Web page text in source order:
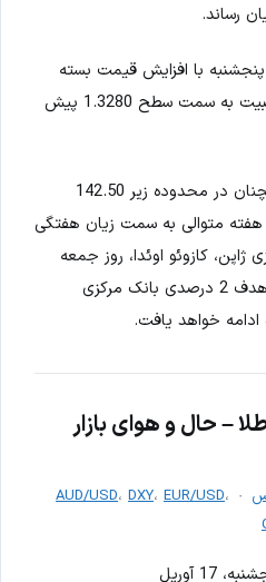
با افزایش قیمت بسته
شد و قبل از ورود به مرحله تثبیت به سمت سطح 1.3280 پیش
همچنان در محدوده زیر 142.50
متوالی به سمت زیان هفتگی
کازوئو اوئدا، روز جمعه
تکرار کرد که اگر تورم اصلی به هدف 2 درصدی بانک مرکزی
ادامه خواهد یافت.
– حال و هوای بازار
AUD/USD، DXY، EUR/USD،
17 آوریل